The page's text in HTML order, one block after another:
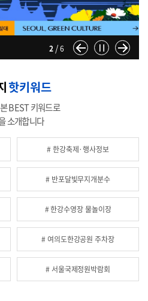
2 /6
핫키워드
BEST 키워드로
소개합니다
# 한강축제·행사정보
# 반포달빛무지개분수
# 한강수영장 물놀이장
# 여의도한강공원 주차장
# 서울국제정원박람회